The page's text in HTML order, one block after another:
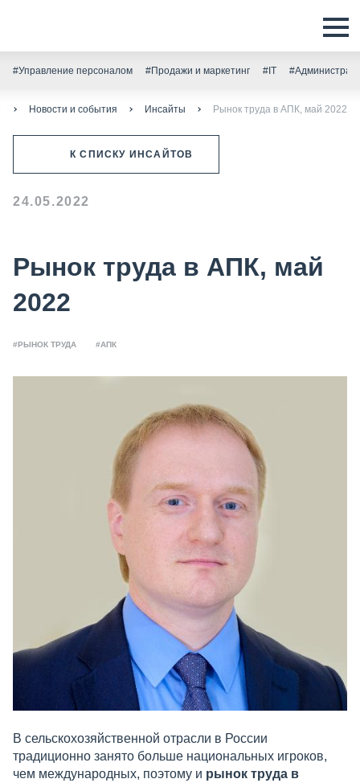
#Управление персоналом #Продажи и маркетинг #IT
Новости и события Инсайты Рынок труда в АПК, май 2022
К СПИСКУ ИНСАЙТОВ
24.05.2022
Рынок труда в АПК, май
2022
#РЫНОК ТРУДА #АПК
В сельскохозяйственной отрасли в России
традиционно занято больше национальных игроков,
чем международных, поэтому и рынок труда в